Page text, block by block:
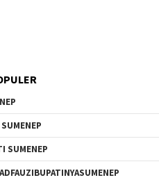
SUMENEP